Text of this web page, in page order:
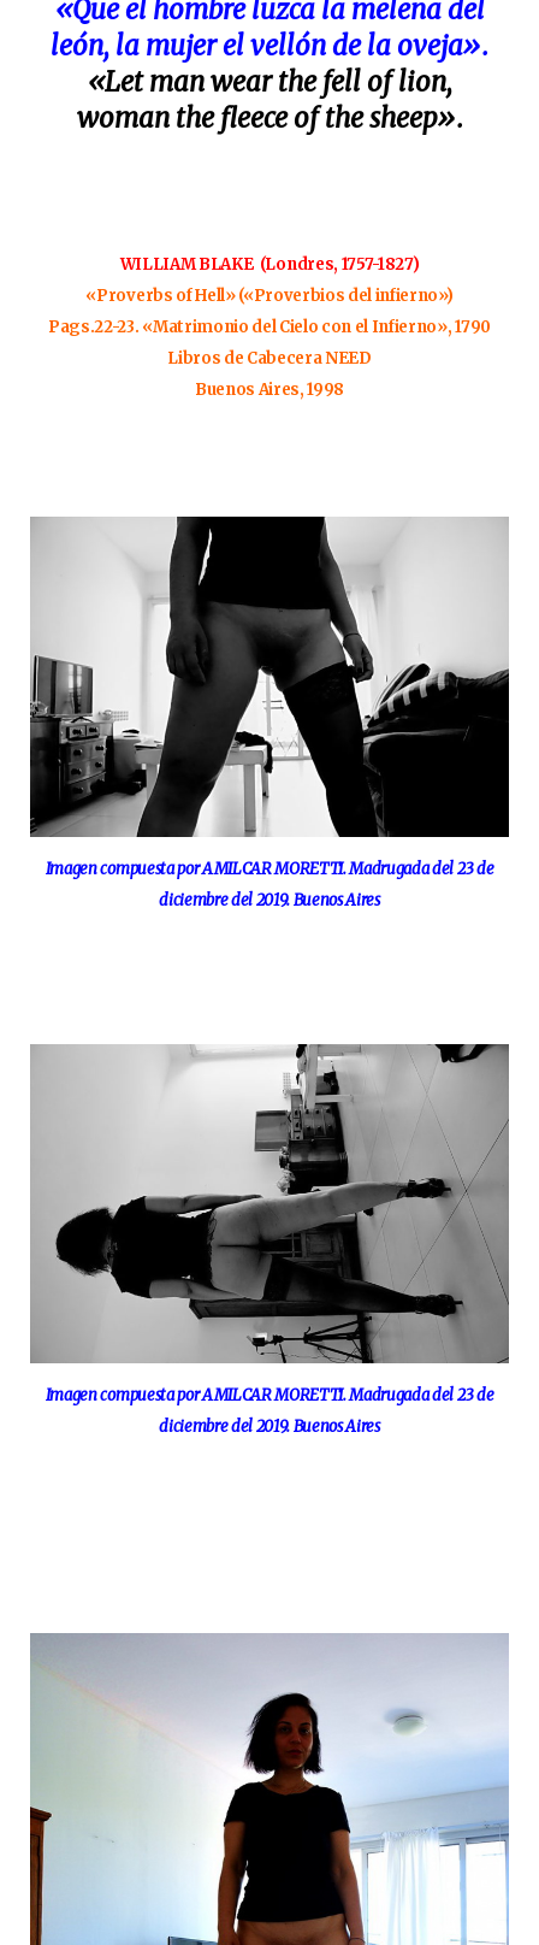
«Que el hombre luzca la melena del
león, la mujer el vellón de la oveja».
«Let man wear the fell of lion,
woman the fleece of the sheep».
WILLIAM BLAKE (Londres, 1757-1827)
«Proverbs of Hell» («Proverbios del infierno»)
Pags.22-23. «Matrimonio del Cielo con el Infierno», 1790
Libros de Cabecera NEED
Buenos Aires, 1998
Imagen compuesta por AMILCAR MORETTI. Madrugada del 23 de
diciembre del 2019. Buenos Aires
Imagen compuesta por AMILCAR MORETTI. Madrugada del 23 de
diciembre del 2019. Buenos Aires